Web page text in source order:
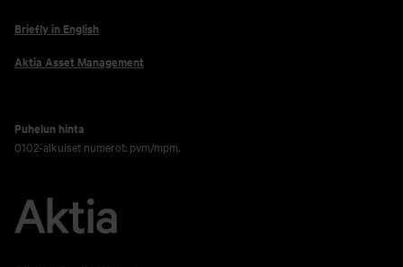
Briefly in English
Aktia Asset Management
Puhelun hinta
0102-alkuiset numerot: pvm/mpm.